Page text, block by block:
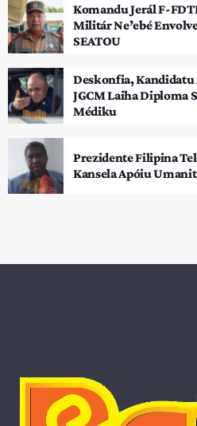
Komandu Jerál F-
Militár Ne’ebé
SEATOU
Deskonfia, Kandidatu
JGCM Laiha Diploma
Médiku
Prezidente Filipina
Kansela Apóiu